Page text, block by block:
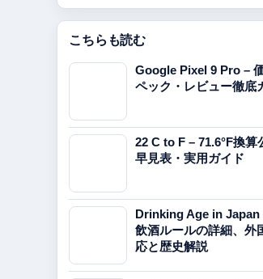
こちらも読む
Google Pixel 9 Pro –
ペック・レビュー徹底
22 C to F – 71.6°F換算
早見表・実用ガイド
Drinking Age in Japan
飲酒ルールの詳細、外
応と歴史解説